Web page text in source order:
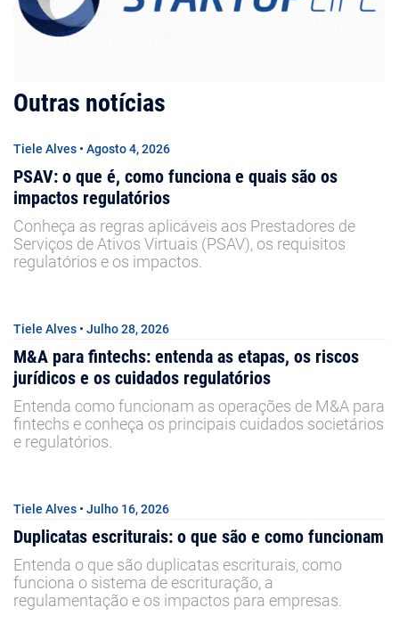
Outras notícias
Tiele Alves • Agosto 4, 2026
PSAV: o que é, como funciona e quais são os
impactos regulatórios
Conheça as regras aplicáveis aos Prestadores de
Serviços de Ativos Virtuais (PSAV), os requisitos
regulatórios e os impactos.
Tiele Alves • Julho 28, 2026
M&A para fintechs: entenda as etapas, os riscos
jurídicos e os cuidados regulatórios
Entenda como funcionam as operações de M&A para
fintechs e conheça os principais cuidados societários
e regulatórios.
Tiele Alves • Julho 16, 2026
Duplicatas escriturais: o que são e como funcionam
Entenda o que são duplicatas escriturais, como
funciona o sistema de escrituração, a
regulamentação e os impactos para empresas.